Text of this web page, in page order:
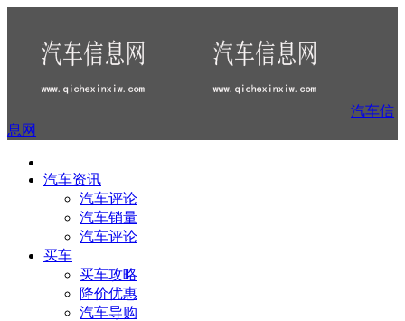
汽车信
息网
汽车资讯
汽车评论
汽车销量
汽车评论
买车
买车攻略
降价优惠
汽车导购